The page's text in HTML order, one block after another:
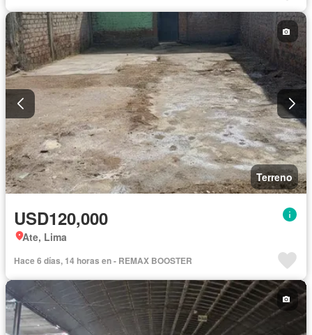
Terreno
USD120,000
Ate, Lima
Hace 6 días, 14 horas en - REMAX BOOSTER